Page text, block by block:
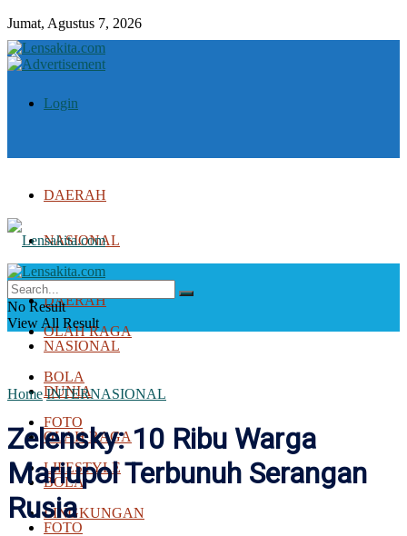
Jumat, Agustus 7, 2026
Login
DAERAH
NASIONAL
DUNIA
OLAH RAGA
BOLA
FOTO
LIFESTYLE
LINGKUNGAN
DAERAH
NASIONAL
DUNIA
OLAH RAGA
BOLA
FOTO
No Result
View All Result
Home INTERNASIONAL
Zelensky: 10 Ribu Warga
Mariupol Terbunuh Serangan
Rusia